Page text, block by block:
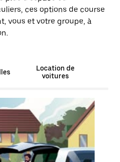
ces options de course
vous et votre groupe, à
Location de
voitures